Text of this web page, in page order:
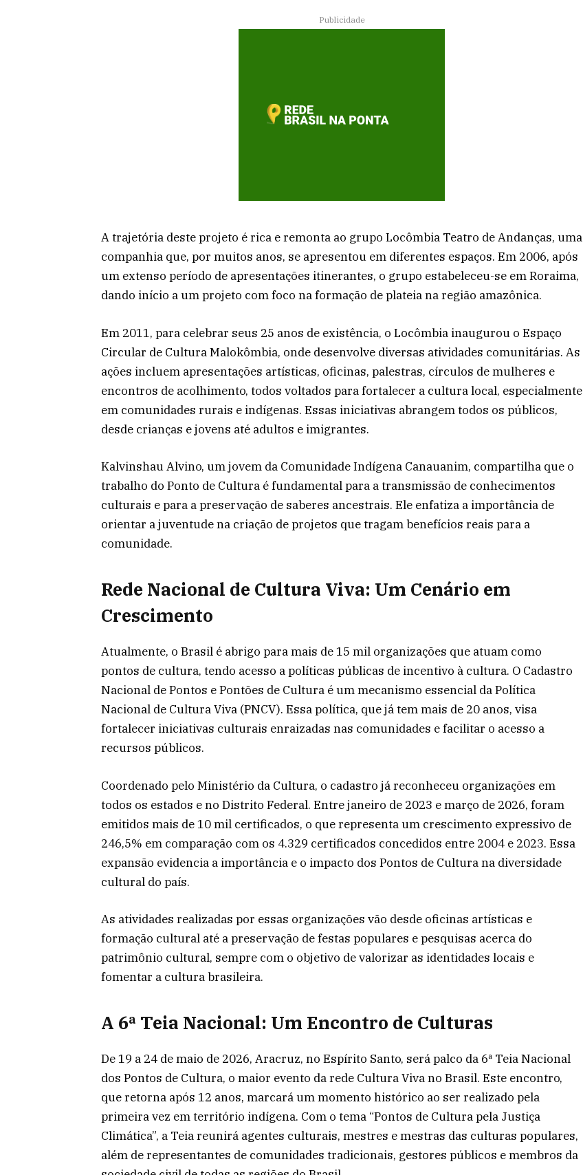
Publicidade
A trajetória deste projeto é rica e remonta ao grupo Locômbia Teatro de Andanças, uma
companhia que, por muitos anos, se apresentou em diferentes espaços. Em 2006, após
um extenso período de apresentações itinerantes, o grupo estabeleceu-se em Roraima,
dando início a um projeto com foco na formação de plateia na região amazônica.
Em 2011, para celebrar seus 25 anos de existência, o Locômbia inaugurou o Espaço
Circular de Cultura Malokômbia, onde desenvolve diversas atividades comunitárias. As
ações incluem apresentações artísticas, oficinas, palestras, círculos de mulheres e
encontros de acolhimento, todos voltados para fortalecer a cultura local, especialmente
em comunidades rurais e indígenas. Essas iniciativas abrangem todos os públicos,
desde crianças e jovens até adultos e imigrantes.
Kalvinshau Alvino, um jovem da Comunidade Indígena Canauanim, compartilha que o
trabalho do Ponto de Cultura é fundamental para a transmissão de conhecimentos
culturais e para a preservação de saberes ancestrais. Ele enfatiza a importância de
orientar a juventude na criação de projetos que tragam benefícios reais para a
comunidade.
Rede Nacional de Cultura Viva: Um Cenário em
Crescimento
Atualmente, o Brasil é abrigo para mais de 15 mil organizações que atuam como
pontos de cultura, tendo acesso a políticas públicas de incentivo à cultura. O Cadastro
Nacional de Pontos e Pontões de Cultura é um mecanismo essencial da Política
Nacional de Cultura Viva (PNCV). Essa política, que já tem mais de 20 anos, visa
fortalecer iniciativas culturais enraizadas nas comunidades e facilitar o acesso a
recursos públicos.
Coordenado pelo Ministério da Cultura, o cadastro já reconheceu organizações em
todos os estados e no Distrito Federal. Entre janeiro de 2023 e março de 2026, foram
emitidos mais de 10 mil certificados, o que representa um crescimento expressivo de
246,5% em comparação com os 4.329 certificados concedidos entre 2004 e 2023. Essa
expansão evidencia a importância e o impacto dos Pontos de Cultura na diversidade
cultural do país.
As atividades realizadas por essas organizações vão desde oficinas artísticas e
formação cultural até a preservação de festas populares e pesquisas acerca do
patrimônio cultural, sempre com o objetivo de valorizar as identidades locais e
fomentar a cultura brasileira.
A 6ª Teia Nacional: Um Encontro de Culturas
De 19 a 24 de maio de 2026, Aracruz, no Espírito Santo, será palco da 6ª Teia Nacional
dos Pontos de Cultura, o maior evento da rede Cultura Viva no Brasil. Este encontro,
que retorna após 12 anos, marcará um momento histórico ao ser realizado pela
primeira vez em território indígena. Com o tema “Pontos de Cultura pela Justiça
Climática”, a Teia reunirá agentes culturais, mestres e mestras das culturas populares,
além de representantes de comunidades tradicionais, gestores públicos e membros da